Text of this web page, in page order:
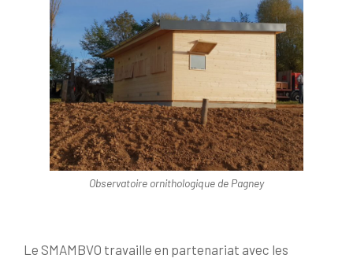
Observatoire ornithologique de Pagney
Le SMAMBVO travaille en partenariat avec les